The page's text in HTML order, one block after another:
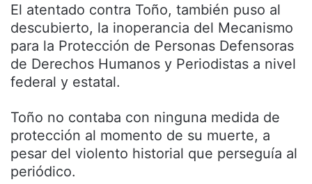
El atentado contra Toño, también puso al
descubierto, la inoperancia del Mecanismo
para la Protección de Personas Defensoras
de Derechos Humanos y Periodistas a nivel
federal y estatal.
Toño no contaba con ninguna medida de
protección al momento de su muerte, a
pesar del violento historial que perseguía al
periódico.